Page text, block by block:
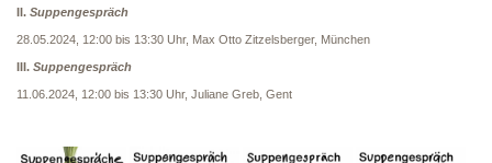
II. Suppengespräch
28.05.2024, 12:00 bis 13:30 Uhr, Max Otto Zitzelsberger, München
III. Suppengespräch
11.06.2024, 12:00 bis 13:30 Uhr, Juliane Greb, Gent